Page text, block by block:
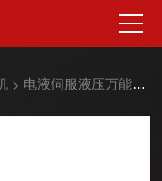
电液伺服液压万能试验机